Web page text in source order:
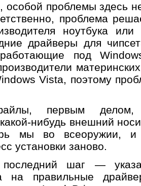
особой проблемы здесь
проблема
ноутбука
драйверы для
под
Vista, поэтому
первым делом,
нибудь внешний
мы во всеоружии, и
установки заново.
шаг —
на правильные